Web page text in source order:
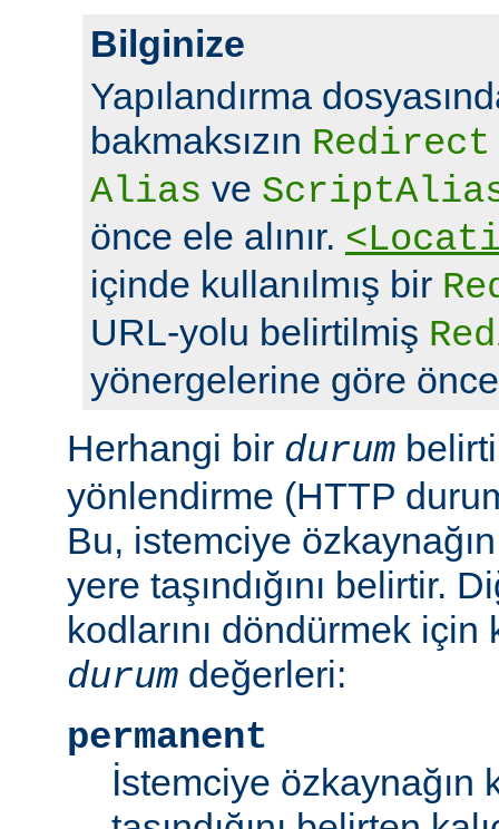
Bilginize
Yapılandırma
bakmaksızın Redirect
Alias ve
önce ele alınır.
içinde kullanılmış bir
URL-yolu belirtilmiş
yönergelerine göre
Herhangi bir durum
yönlendirme (HTTP
Bu, istemciye
yere taşındığını belirtir.
kodlarını döndürmek için
durum değerleri:
permanent
İstemciye özkaynağın